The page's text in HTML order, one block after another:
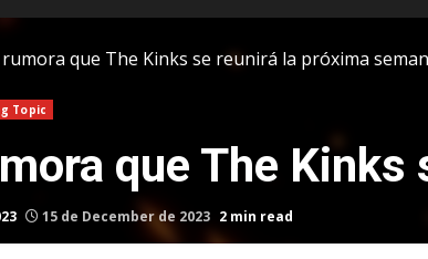
rumora que The Kinks se reunirá la próxima
Topic
que The
15 de December de 2023 2 min read